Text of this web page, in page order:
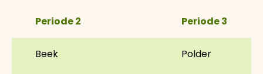
Periode 2 Periode 3
Beek Polder